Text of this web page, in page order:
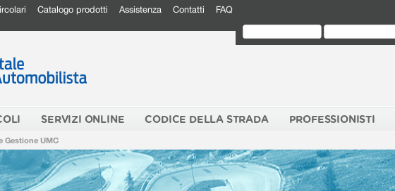
Catalogo prodotti Assistenza Contatti FAQ
SERVIZI ONLINE CODICE DELLA STRADA PROFESSIONISTI
Gestione UMC